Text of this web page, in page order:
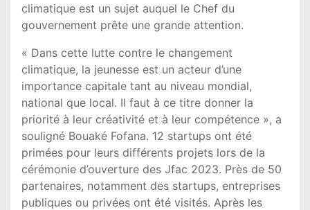
climatique est un sujet auquel le Chef du
gouvernement prête une grande attention.
« Dans cette lutte contre le changement
climatique, la jeunesse est un acteur d’une
importance capitale tant au niveau mondial,
national que local. Il faut à ce titre donner la
priorité à leur créativité et à leur compétence », a
souligné Bouaké Fofana. 12 startups ont été
primées pour leurs différents projets lors de la
cérémonie d’ouverture des Jfac 2023. Près de 50
partenaires, notamment des startups, entreprises
publiques ou privées ont été visités. Après les